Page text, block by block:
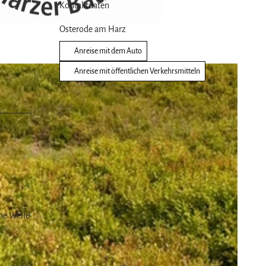
Weile
Kontaktdaten
Osterode am Harz
Anreise mit dem Auto
Anreise mit öffentlichen Verkehrsmitteln